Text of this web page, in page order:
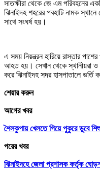
সাতক্ষীরা থেকে জে এম পরিবহনের
ঝিনাইদহ শহরের পবহাটি নামক
সাথে সংঘর্ষ হয়।
এ সময় নিয়ন্ত্রন হারিয়ে রাস্তার
আহত হয়। সেখান থেকে স্থানীয়রা ও
করে ঝিনাইদহ সদর হাসপাতালে ভর্তি
শেয়ার করুন
আগের খবর
শৈলকুপায় খেলতে গিয়ে পুকুরে ডুবে
পরের খবর
ঝিনাইদহে জেলা প্রশাসক কর্তৃক